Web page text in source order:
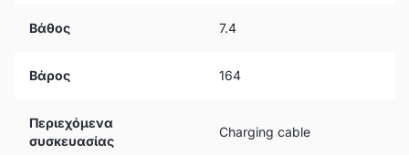
Βάθος 7.4
Βάρος 164
Περιεχόμενα
συσκευασίας
Charging cable